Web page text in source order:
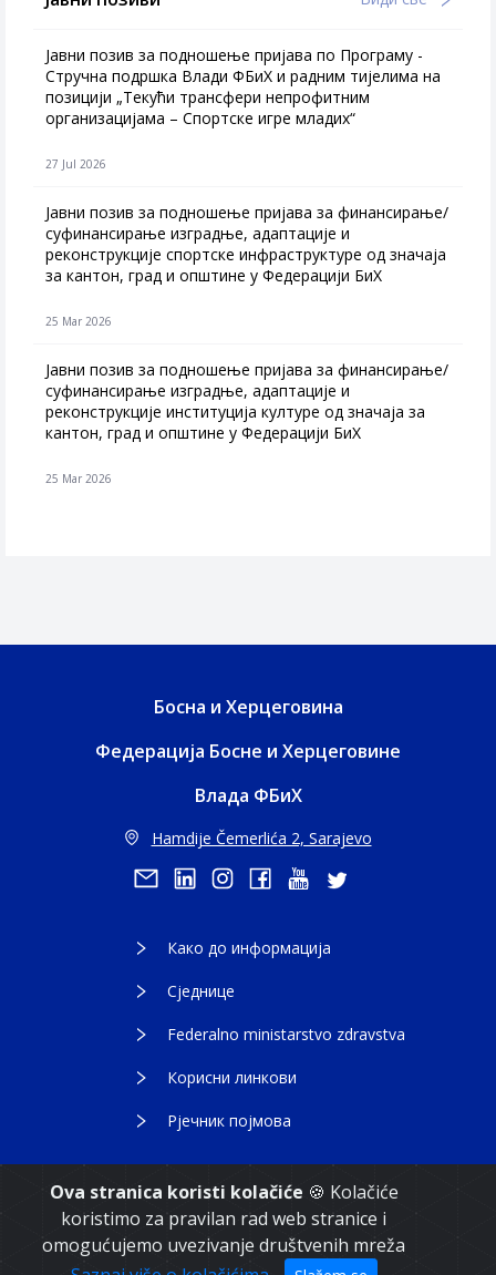
Ova stranica koristi kolačiće 🍪 Kolačiće
koristimo za pravilan rad web stranice i
omogućujemo uvezivanje društvenih mreža
Јавни позив за подношење пријава по Програму -
Стручна подршка Влади ФБиХ и радним тијелима на
позицији „Текући трансфери непрофитним
организацијама – Спортске игре младих“
27 Jul 2026
Jавни позив за подношење пријава за финансирање/
суфинансирање изградње, адаптације и
реконструкције спортске инфраструктуре од значаја
за кантон, град и општине у Федерацији БиХ
25 Mar 2026
Јавни позив за подношење пријава за финансирање/
суфинансирање изградње, адаптације и
реконструкције институција културе од значаја за
кантон, град и општине у Федерацији БиХ
25 Mar 2026
Босна и Херцеговина
Федерација Босне и Херцеговине
Влада ФБиХ
Hamdije Čemerlića 2, Sarajevo
Како до информација
Сједнице
Federalno ministarstvo zdravstva
Корисни линкови
Рјечник појмова
Copyright 2021. Влада Федерације Босне и
Херцеговине